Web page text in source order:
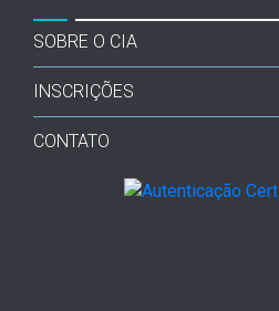
SOBRE O CIA
INSCRIÇÕES
CONTATO